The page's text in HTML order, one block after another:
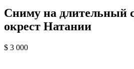
Сниму на длительный
окрест Натании
$ 3 000